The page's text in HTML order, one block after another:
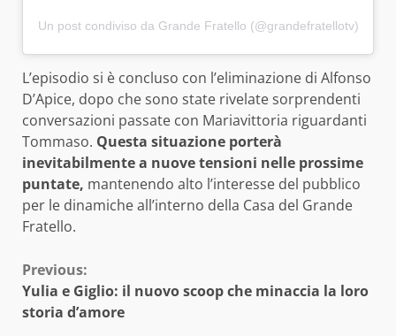
Un post condiviso da Grande Fratello (@grandefratellotv)
L’episodio si è concluso con l’eliminazione di Alfonso
D’Apice, dopo che sono state rivelate sorprendenti
conversazioni passate con Mariavittoria riguardanti
Tommaso. Questa situazione porterà
inevitabilmente a nuove tensioni nelle prossime
puntate, mantenendo alto l’interesse del pubblico
per le dinamiche all’interno della Casa del Grande
Fratello.
Continue
Reading
Previous:
Yulia e Giglio: il nuovo scoop che minaccia la loro
storia d’amore